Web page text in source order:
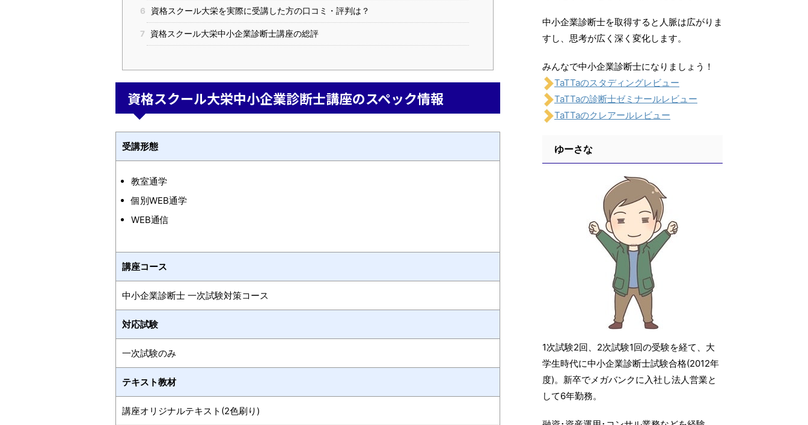
6 資格スクール大栄を実際に受講した方の口コミ・評判は？
7 資格スクール大栄中小企業診断士講座の総評
資格スクール大栄中小企業診断士講座のスペック情報
受講形態
教室通学
個別WEB通学
WEB通信
講座コース
中小企業診断士 一次試験対策コース
対応試験
一次試験のみ
テキスト教材
講座オリジナルテキスト(2色刷り)
中小企業診断士を取得すると人脈は広がりま
すし、思考が広く深く変化します。
みんなで中小企業診断士になりましょう！
TaTTaのスタディングレビュー
TaTTaの診断士ゼミナールレビュー
TaTTaのクレアールレビュー
ゆーさな
1次試験2回、2次試験1回の受験を経て、大
学生時代に中小企業診断士試験合格(2012年
度)。新卒でメガバンクに入社し法人営業と
して6年勤務。